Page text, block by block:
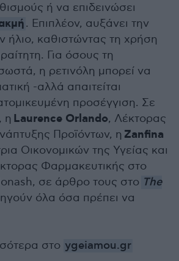
ή να επιδεινώσει
. Επιπλέον, αυξάνει την
ήλιο, καθιστώντας τη χρήση
Για όσους τη
η ρετινόλη μπορεί να
-αλλά απαιτείται
προσέγγιση. Σε
η Laurence Orlando, Λέκτορας
Προϊόντων, η Zanfina
Οικονομικών της Υγείας και
Φαρμακευτικής στο
σε άρθρο τους στο The
όλα όσα πρέπει να
στο ygeiamou.gr